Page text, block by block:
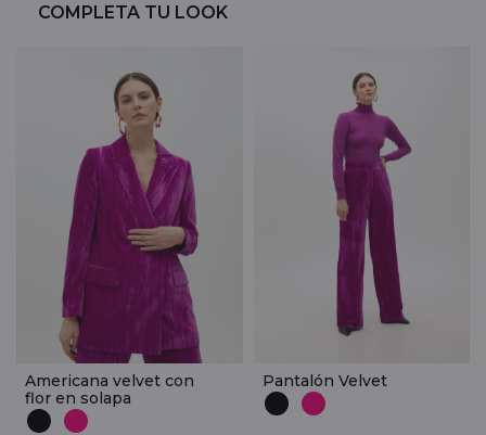
COMPLETA TU LOOK
Americana velvet con
flor en solapa
Pantalón Velvet